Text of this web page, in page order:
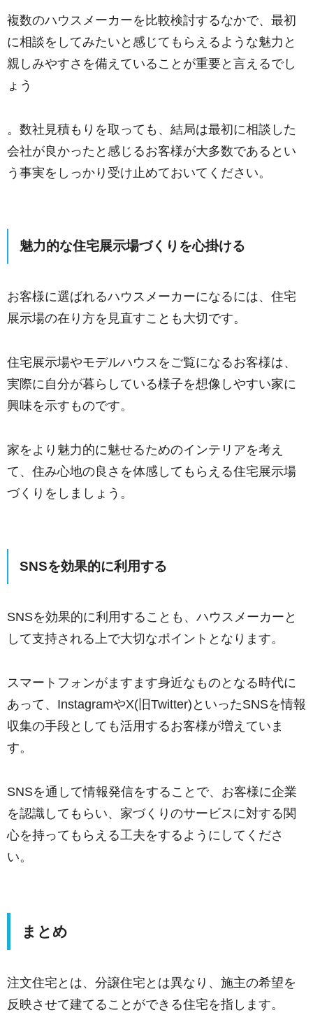
複数のハウスメーカーを比較検討するなかで、最初
に相談をしてみたいと感じてもらえるような魅力と
親しみやすさを備えていることが重要と言えるでし
ょう
。数社見積もりを取っても、結局は最初に相談した
会社が良かったと感じるお客様が大多数であるとい
う事実をしっかり受け止めておいてください。
魅力的な住宅展示場づくりを心掛ける
お客様に選ばれるハウスメーカーになるには、住宅
展示場の在り方を見直すことも大切です。
住宅展示場やモデルハウスをご覧になるお客様は、
実際に自分が暮らしている様子を想像しやすい家に
興味を示すものです。
家をより魅力的に魅せるためのインテリアを考え
て、住み心地の良さを体感してもらえる住宅展示場
づくりをしましょう。
SNSを効果的に利用する
SNSを効果的に利用することも、ハウスメーカーと
して支持される上で大切なポイントとなります。
スマートフォンがますます身近なものとなる時代に
あって、InstagramやX(旧Twitter)といったSNSを情報
収集の手段としても活用するお客様が増えていま
す。
SNSを通して情報発信をすることで、お客様に企業
を認識してもらい、家づくりのサービスに対する関
心を持ってもらえる工夫をするようにしてくださ
い。
まとめ
注文住宅とは、分譲住宅とは異なり、施主の希望を
反映させて建てることができる住宅を指します。